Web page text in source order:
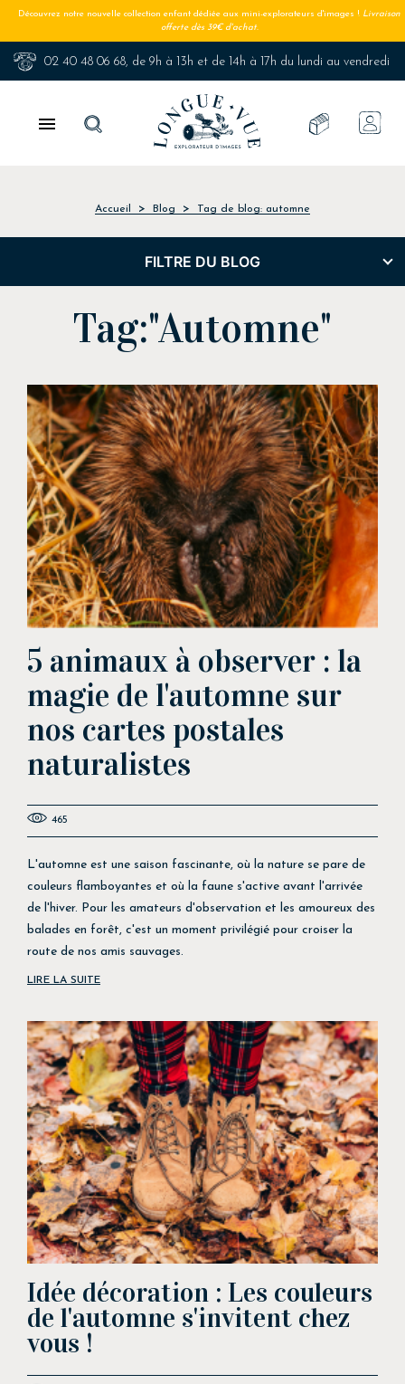
Découvrez notre nouvelle collection enfant dédiée aux mini-explorateurs d'images ! Livraison
offerte dès 39€ d'achat.
02 40 48 06 68, de 9h à 13h et de 14h à 17h du lundi au vendredi

Accueil Blog Tag de blog: automne
FILTRE DU BLOG
Tag:"Automne"
5 animaux à observer : la
magie de l'automne sur
nos cartes postales
naturalistes
465
L'automne est une saison fascinante, où la nature se pare de
couleurs flamboyantes et où la faune s'active avant l'arrivée
de l'hiver. Pour les amateurs d'observation et les amoureux des
balades en forêt, c'est un moment privilégié pour croiser la
route de nos amis sauvages.
LIRE LA SUITE
Idée décoration : Les couleurs
de l'automne s'invitent chez
vous !